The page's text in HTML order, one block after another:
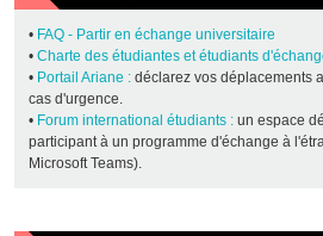
• FAQ - Partir en échange universitaire
• Charte des étudiantes et étudiants
• Portail Ariane : déclarez vos déplacements
cas d'urgence.
• Forum international étudiants : un espace
participant à un programme d'échange à
Microsoft Teams).